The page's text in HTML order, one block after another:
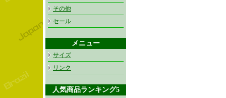
その他
セール
メニュー
サイズ
リンク
人気商品ランキング5